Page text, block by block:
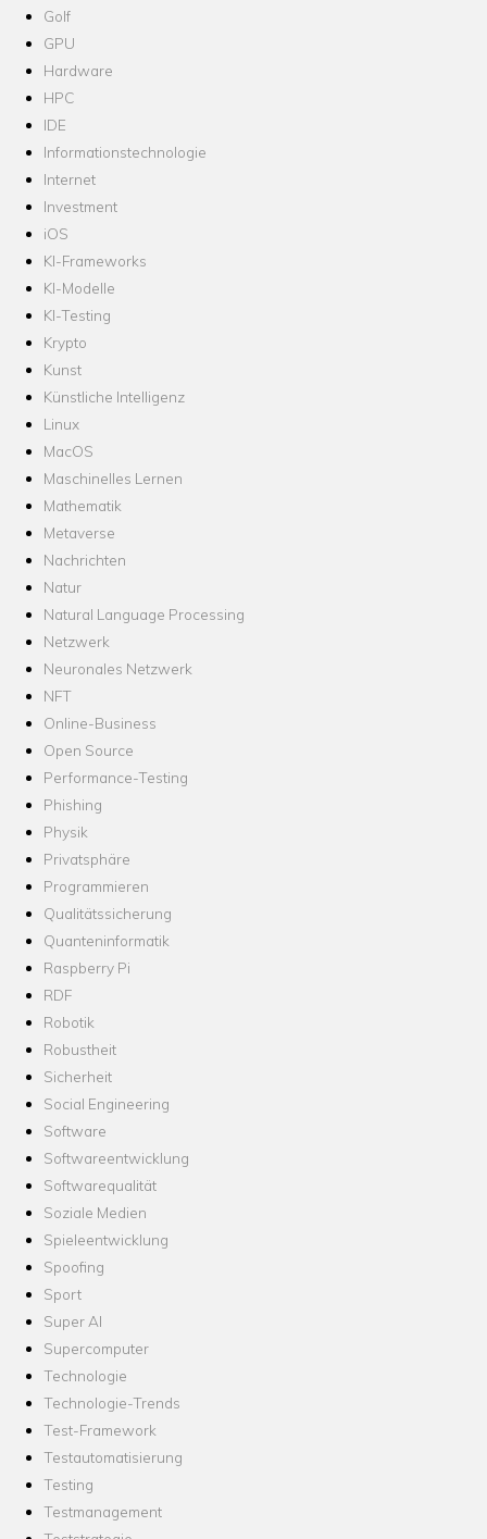
Golf
GPU
Hardware
HPC
IDE
Informationstechnologie
Internet
Investment
iOS
KI-Frameworks
KI-Modelle
KI-Testing
Krypto
Kunst
Künstliche Intelligenz
Linux
MacOS
Maschinelles Lernen
Mathematik
Metaverse
Nachrichten
Natur
Natural Language Processing
Netzwerk
Neuronales Netzwerk
NFT
Online-Business
Open Source
Performance-Testing
Phishing
Physik
Privatsphäre
Programmieren
Qualitätssicherung
Quanteninformatik
Raspberry Pi
RDF
Robotik
Robustheit
Sicherheit
Social Engineering
Software
Softwareentwicklung
Softwarequalität
Soziale Medien
Spieleentwicklung
Spoofing
Sport
Super AI
Supercomputer
Technologie
Technologie-Trends
Test-Framework
Testautomatisierung
Testing
Testmanagement